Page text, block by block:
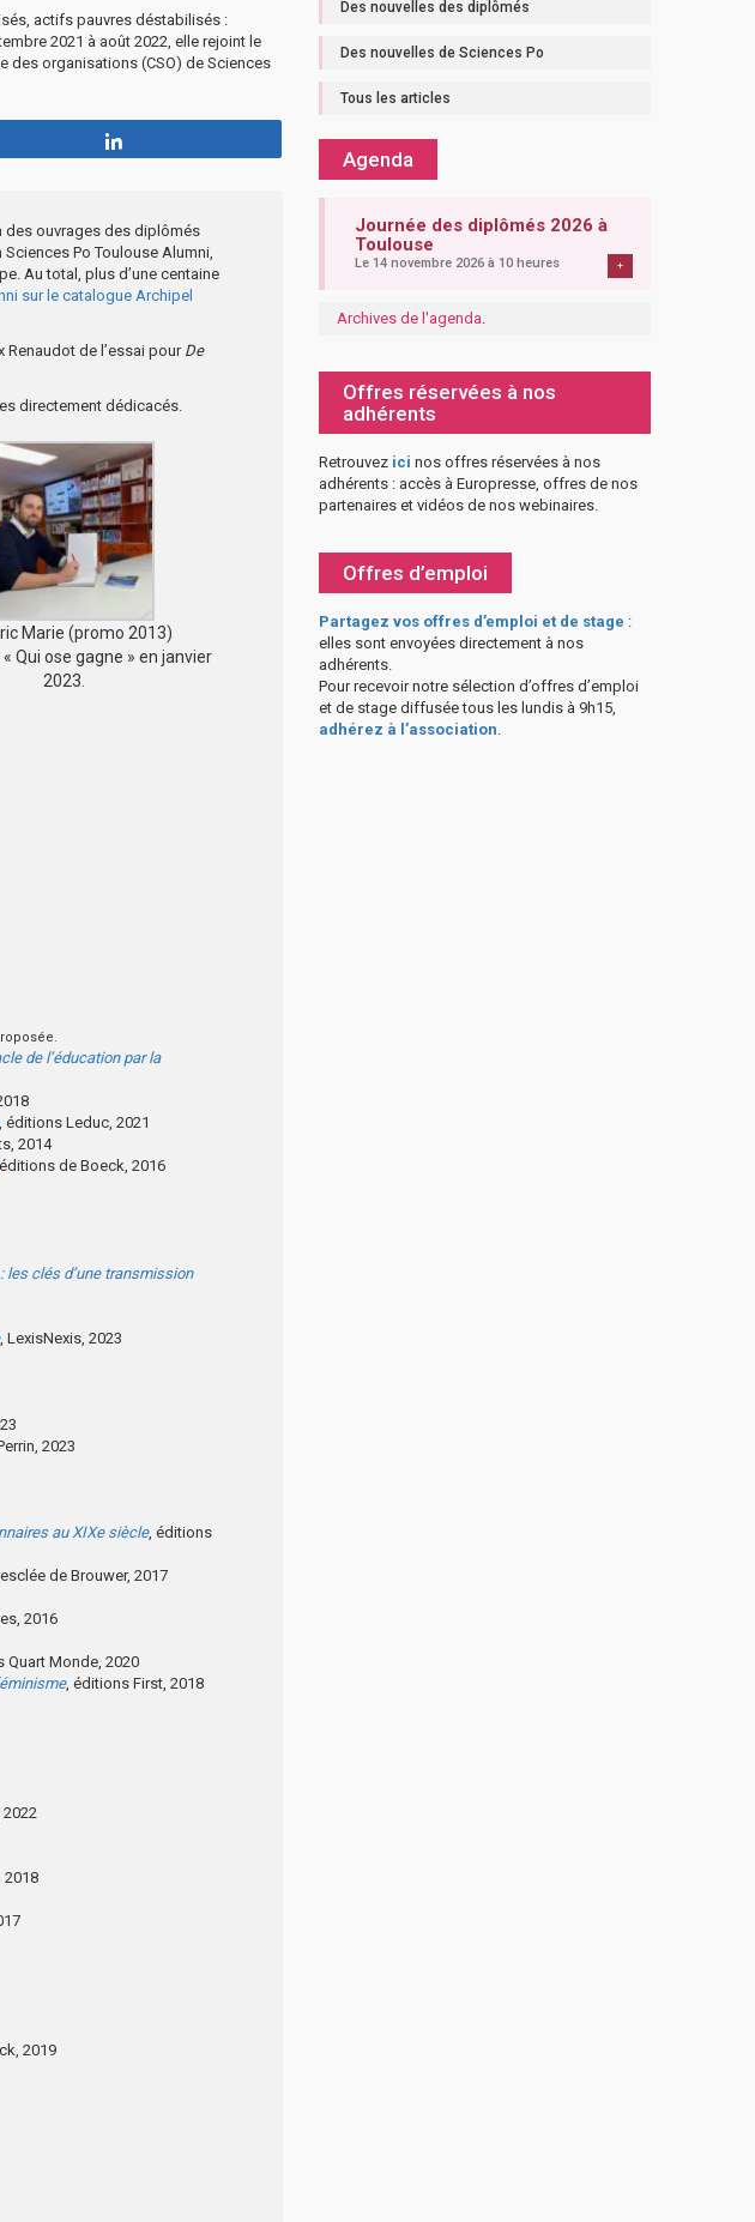
actifs pauvres déstabilisés :
2021 à août 2022, elle rejoint le
des organisations (CSO) de Sciences
des ouvrages des diplômés
Po Toulouse Alumni,
Au total, plus d’une centaine
sur le catalogue Archipel
de l’essai pourDe
directement dédicacés.
Marie (promo 2013)
Qui ose gagne » en janvier
2023.
de l’éducation par la
, éditions Leduc, 2021
2014
de Boeck, 2016
les clés d’une transmission
, LexisNexis, 2023
2023
au XIXe siècle, éditions
de Brouwer, 2017
2016
Quart Monde, 2020
, éditions First, 2018
2018
2019
Des nouvelles des diplômés
Des nouvelles de Sciences Po
Tous les articles
Agenda
Journée des diplômés 2026 à
Toulouse
Le 14 novembre 2026 à 10 heures +
Archives de l'agenda.
Offres réservées à nos
adhérents
Retrouvez ici nos offres réservées à nos
adhérents : accès à Europresse, offres de nos
partenaires et vidéos de nos webinaires.
Offres d’emploi
Partagez vos offres d’emploi et de stage :
elles sont envoyées directement à nos
adhérents.
Pour recevoir notre sélection d’offres d’emploi
et de stage diffusée tous les lundis à 9h15,
adhérez à l’association.